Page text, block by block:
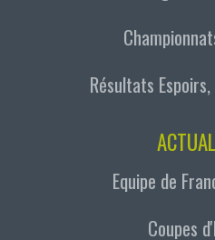
Résultats
Equipe de
Coupes